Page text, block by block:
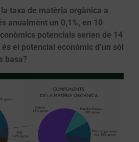
taxa de matèria orgànica a
anualment un 0,1%, en 10
potencials serien de 14
el potencial econòmic d’un sòl
basa?